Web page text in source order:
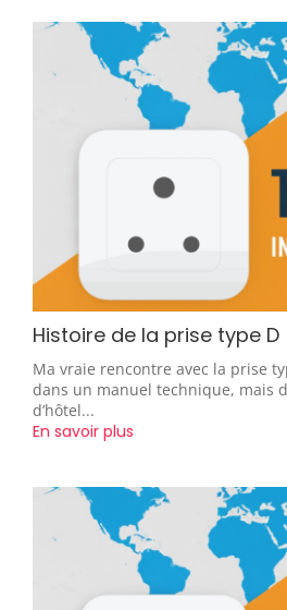
Histoire de la prise type D
Ma vraie rencontre avec la prise
dans un manuel technique, mais
d’hôtel...
En savoir plus